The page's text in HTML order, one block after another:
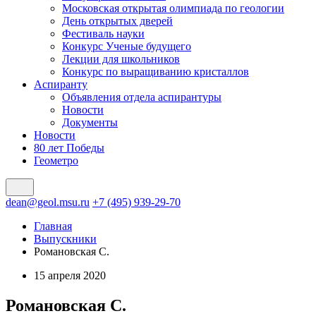
Московская открытая олимпиада по геологии
День открытых дверей
Фестиваль науки
Конкурс Ученые будущего
Лекции для школьников
Конкурс по выращиванию кристаллов
Аспиранту
Объявления отдела аспирантуры
Новости
Документы
Новости
80 лет Победы
Геометро
dean@geol.msu.ru +7 (495) 939-29-70
Главная
Выпускники
Романовская С.
15 апреля 2020
Романовская С.